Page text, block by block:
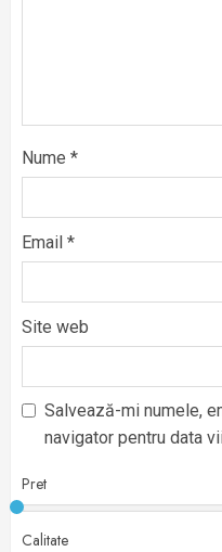
Nume *
Email *
Site web
Salvează-mi numele,
navigator pentru data
Pret
Calitate